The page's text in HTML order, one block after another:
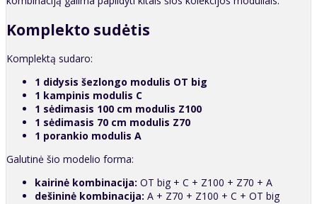
Komplekto sudėtis
Komplektą sudaro:
1 didysis šezlongo modulis OT big
1 kampinis modulis C
1 sėdimasis 100 cm modulis Z100
1 sėdimasis 70 cm modulis Z70
1 porankio modulis A
Galutinė šio modelio forma:
kairinė kombinacija: OT big + C + Z100 + Z70 + A
dešininė kombinacija: A + Z70 + Z100 + C + OT big